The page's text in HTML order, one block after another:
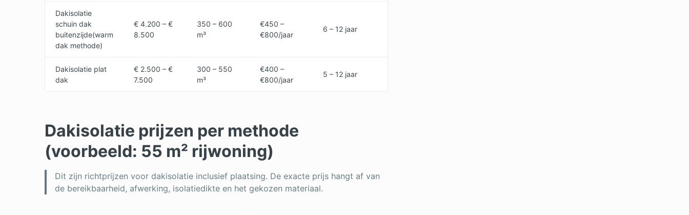
Dakisolatie
schuin dak
buitenzijde(warm
dak methode)
€ 4.200 – €
8.500
350 – 600
m³
€450 –
€800/jaar
6 – 12 jaar
Dakisolatie plat
dak
€ 2.500 – €
7.500
300 – 550
m³
€400 –
€800/jaar
5 – 12 jaar
Dakisolatie prijzen per methode
(voorbeeld: 55 m² rijwoning)
Dit zijn richtprijzen voor dakisolatie inclusief plaatsing. De exacte prijs hangt af van
de bereikbaarheid, afwerking, isolatiedikte en het gekozen materiaal.